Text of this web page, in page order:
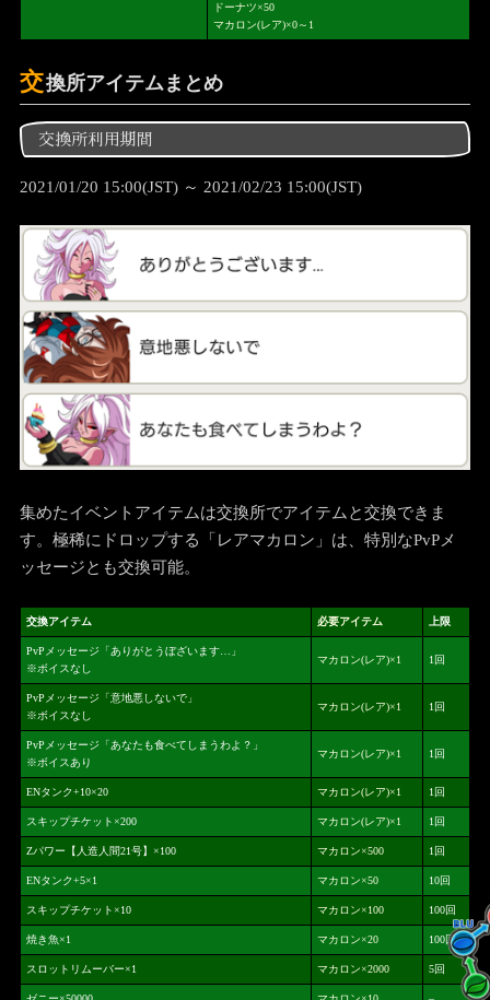
ドーナツ×50
マカロン(レア)×0～1
交換所アイテムまとめ
交換所利用期間
2021/01/20 15:00(JST) ～ 2021/02/23 15:00(JST)
集めたイベントアイテムは交換所でアイテムと交換できま
す。極稀にドロップする「レアマカロン」は、特別なPvPメ
ッセージとも交換可能。
交換アイテム 必要アイテム 上限
PvPメッセージ「ありがとうぼざいます…」
※ボイスなし
マカロン(レア)×1 1回
PvPメッセージ「意地悪しないで」
※ボイスなし
マカロン(レア)×1 1回
PvPメッセージ「あなたも食べてしまうわよ？」
※ボイスあり
マカロン(レア)×1 1回
ENタンク+10×20 マカロン(レア)×1 1回
スキップチケット×200 マカロン(レア)×1 1回
Zパワー【人造人間21号】×100 マカロン×500 1回
ENタンク+5×1 マカロン×50 10回
スキップチケット×10 マカロン×100 100回
焼き魚×1 マカロン×20 100回
スロットリムーバー×1 マカロン×2000 5回